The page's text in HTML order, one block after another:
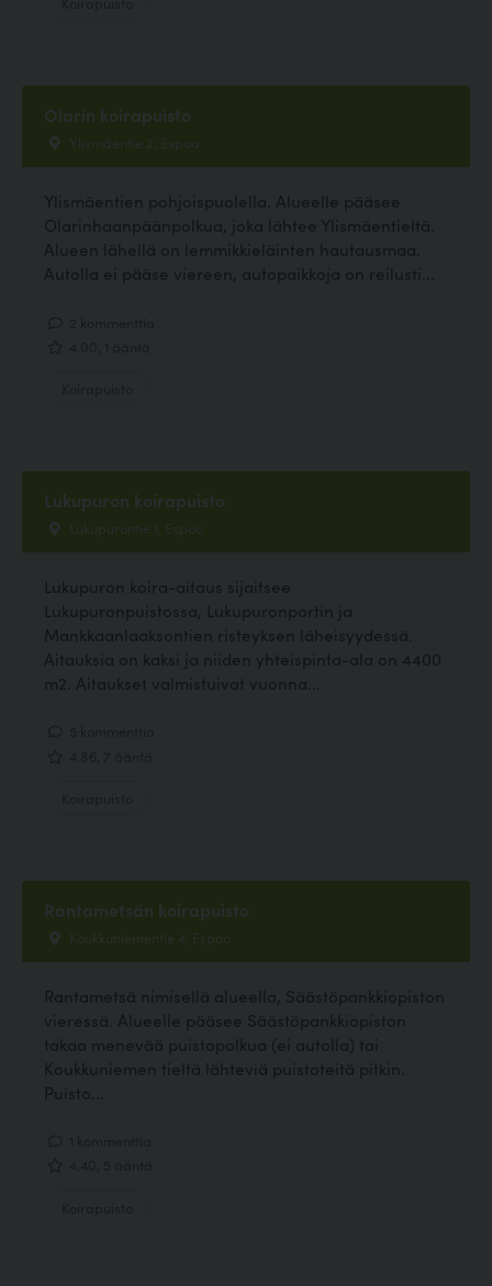
Olarin koirapuisto
Ylismäentie 2, Espoo
Ylismäentien pohjoispuolella. Alueelle pääsee
Olarinhaanpäänpolkua, joka lähtee Ylismäentieltä.
Alueen lähellä on lemmikkieläinten hautausmaa.
Autolla ei pääse viereen, autopaikkoja on reilusti...
Lukupuron koirapuisto
Lukupurontie 1, Espoo
Lukupuron koira-aitaus sijaitsee
Lukupuronpuistossa, Lukupuronportin ja
Mankkaanlaaksontien risteyksen läheisyydessä.
Aitauksia on kaksi ja niiden yhteispinta-ala on 4400
m2. Aitaukset valmistuivat vuonna...
Rantametsän koirapuisto
Koukkuniementie 4, Espoo
Rantametsä nimisellä alueella, Säästöpankkiopiston
vieressä. Alueelle pääsee Säästöpankkiopiston
takaa menevää puistopolkua (ei autolla) tai
Koukkuniemen tieltä lähteviä puistoteitä pitkin.
Puisto...